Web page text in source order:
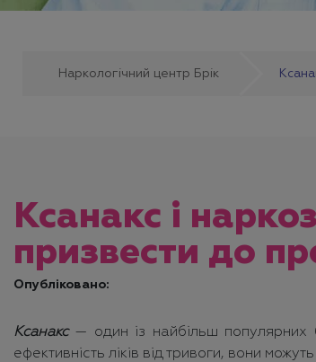
Наркологічний центр Брік
Ксанакс і
призвести до
Опубліковано:
Ксанакс— один із найбільш популярних
ефективність ліків від тривоги, вони